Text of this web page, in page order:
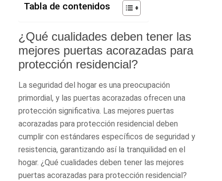
Tabla de contenidos
¿Qué cualidades deben tener las
mejores puertas acorazadas para
protección residencial?
La seguridad del hogar es una preocupación
primordial, y las puertas acorazadas ofrecen una
protección significativa. Las mejores puertas
acorazadas para protección residencial deben
cumplir con estándares específicos de seguridad y
resistencia, garantizando así la tranquilidad en el
hogar. ¿Qué cualidades deben tener las mejores
puertas acorazadas para protección residencial?